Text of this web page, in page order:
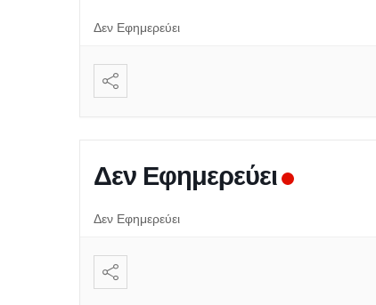
Δεν Εφημερεύει
Δεν Εφημερεύει
Δεν Εφημερεύει